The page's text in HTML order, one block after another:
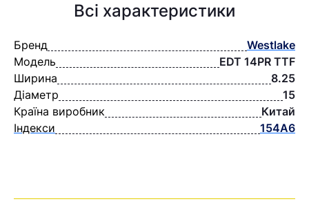
Всі характеристики
Бренд
Westlake
Модель
EDT 14PR TTF
Ширина
8.25
Діаметр
15
Країна виробник
Китай
Індекси
154A6